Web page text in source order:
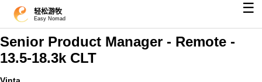
轻松游牧
Easy Nomad
☰
Senior Product Manager - Remote -
13.5-18.3k CLT